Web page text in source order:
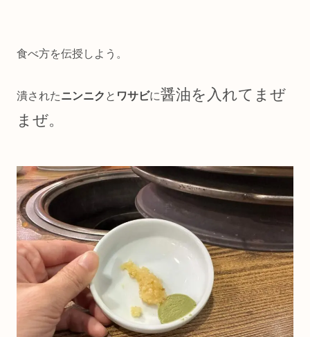
食べ方を伝授しよう。
潰されたニンニク と ワサビに醤油を入れてまぜ
まぜ。